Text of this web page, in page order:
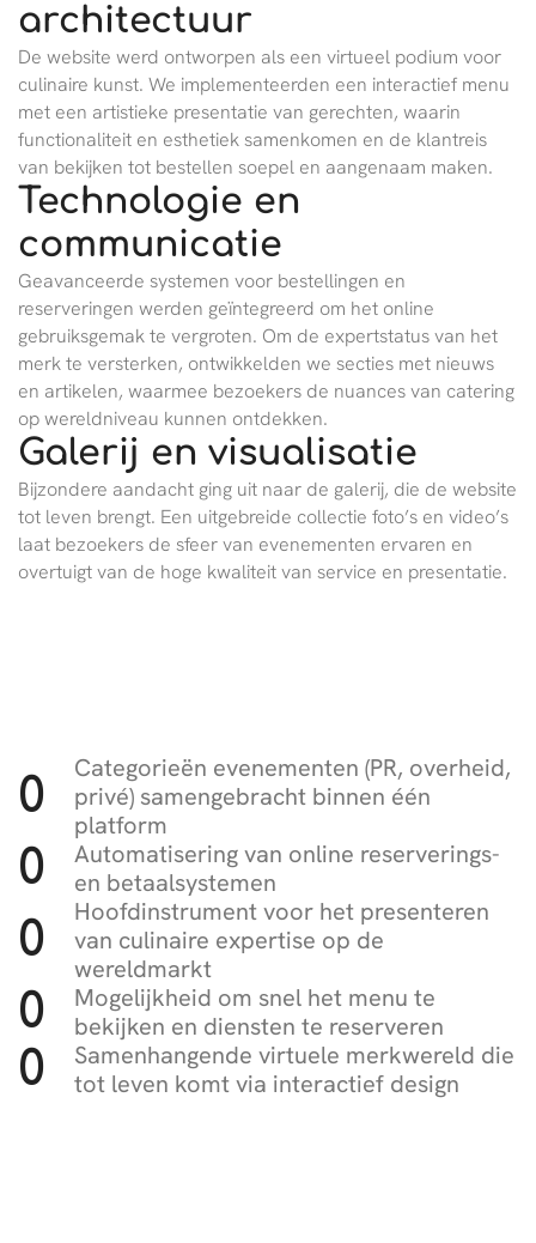
architectuur
De website werd ontworpen als een virtueel podium voor
culinaire kunst. We implementeerden een interactief menu
met een artistieke presentatie van gerechten, waarin
functionaliteit en esthetiek samenkomen en de klantreis
van bekijken tot bestellen soepel en aangenaam maken.
Technologie en
communicatie
Geavanceerde systemen voor bestellingen en
reserveringen werden geïntegreerd om het online
gebruiksgemak te vergroten. Om de expertstatus van het
merk te versterken, ontwikkelden we secties met nieuws
en artikelen, waarmee bezoekers de nuances van catering
op wereldniveau kunnen ontdekken.
Galerij en visualisatie
Bijzondere aandacht ging uit naar de galerij, die de website
tot leven brengt. Een uitgebreide collectie foto’s en video’s
laat bezoekers de sfeer van evenementen ervaren en
overtuigt van de hoge kwaliteit van service en presentatie.
0
Categorieën evenementen (PR, overheid,
privé) samengebracht binnen één
platform
0
Automatisering van online reserverings-
en betaalsystemen
0
Hoofdinstrument voor het presenteren
van culinaire expertise op de
wereldmarkt
0
Mogelijkheid om snel het menu te
bekijken en diensten te reserveren
0
Samenhangende virtuele merkwereld die
tot leven komt via interactief design